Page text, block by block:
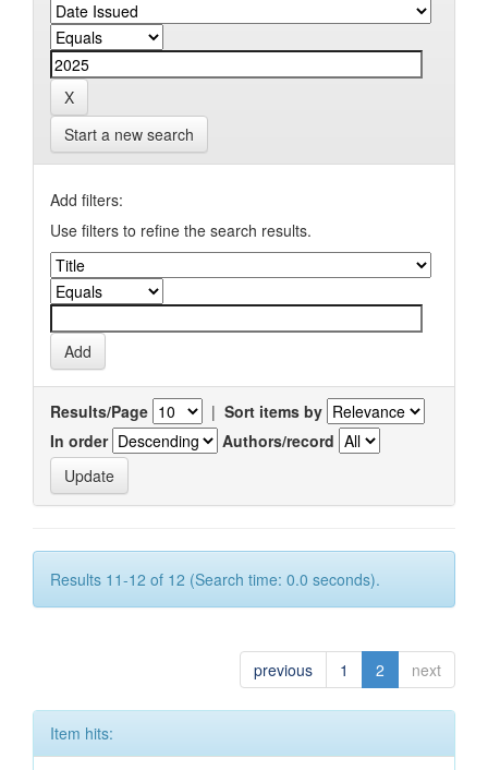
Start a new search
Add filters:
Use filters to refine the search results.
Results/Page | Sort items by
In order
Authors/record
Results 11-12 of 12 (Search time: 0.0 seconds).
previous 1 2 next
Item hits: